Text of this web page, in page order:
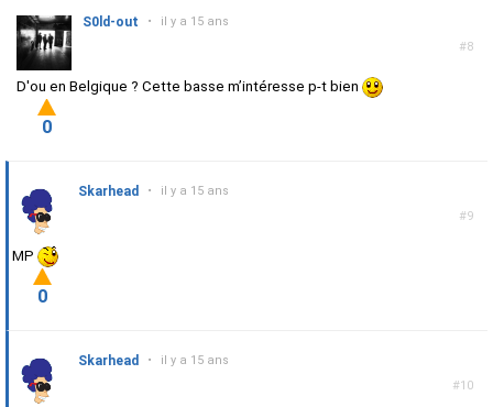
#8
S0ld-out • il y a 15 ans
D'ou en Belgique ? Cette basse m’intéresse p-t bien
0
#9
Skarhead • il y a 15 ans
MP
0
#10
Skarhead • il y a 15 ans